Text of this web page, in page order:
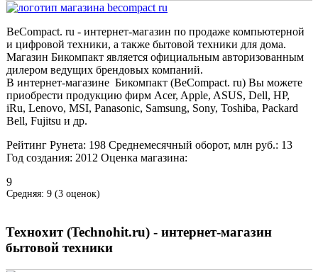
BeCompact. ru - интернет-магазин по продаже компьютерной
и цифровой техники, а также бытовой техники для дома.
Магазин Бикомпакт является официальным авторизованным
дилером ведущих брендовых компаний.
В интернет-магазине Бикомпакт (BeCompact. ru) Вы можете
приобрести продукцию фирм Acer, Apple, ASUS, Dell, HP,
iRu, Lenovo, MSI, Panasonic, Samsung, Sony, Toshiba, Packard
Bell, Fujitsu и др.
Рейтинг Рунета: 198 Среднемесячный оборот, млн руб.: 13
Год создания: 2012 Оценка магазина:
9
Средняя: 9 (3 оценок)
Технохит (Technohit.ru) - интернет-магазин
бытовой техники